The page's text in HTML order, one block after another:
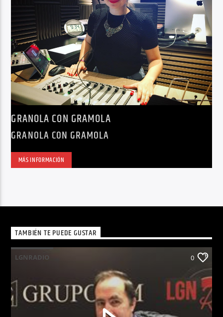
GRANOLA CON GRAMOLA
GRANOLA CON GRAMOLA
MÁS INFORMACIÓN
TAMBIÉN TE PUEDE GUSTAR
LGNRADIO 0